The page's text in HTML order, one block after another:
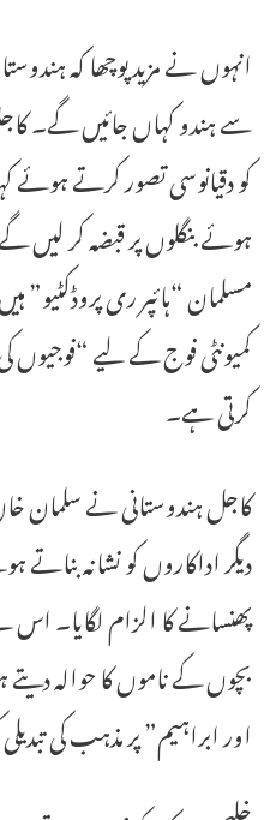
انہوں نے مزید پوچھا کہ
سے ہندو کہاں جائیں گے۔
کو دقیانوسی تصور کرتے
ہوئے بنگلوں پر قبضہ کر
مسلمان “ہائپر ری پروڈکٹیو”
کمیونٹی فوج کے لیے
کرتی ہے۔
کاجل ہندوستانی نے
دیگر اداکاروں کو نشانہ بناتے
پھنسانے کا الزام
بچوں کے ناموں کا حوالہ دیتے
اور ابراہیم” پر مذہب کی